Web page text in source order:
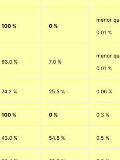
100 % 0 %
menor
0.01 %
93.0 % 7.0 %
menor
0.01 %
74.2 % 25.5 % 0.06 %
100 % 0 % 0.3 %
43.0 % 54.8 % 0.5 %